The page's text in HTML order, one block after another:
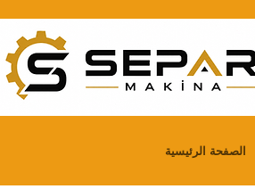
الصفحة الرئيسية